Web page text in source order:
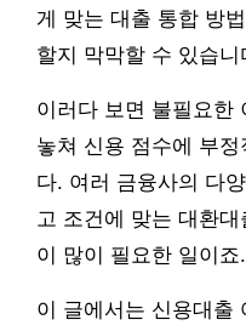
게 맞는 대출 통합 방
할지 막막할 수 있습니
이러다 보면 불필요한
놓쳐 신용 점수에 부
다. 여러 금융사의 다
고 조건에 맞는 대환
이 많이 필요한 일이죠.
이 글에서는 신용대출